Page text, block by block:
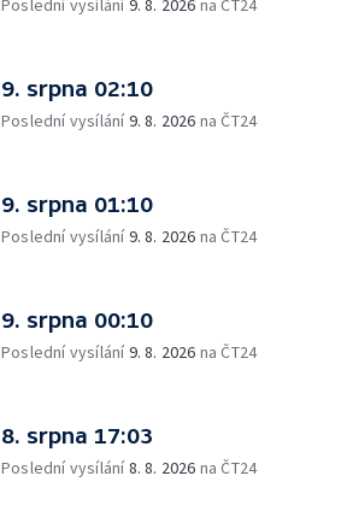
Poslední vysílání9. 8. 2026 na ČT24
9. srpna 02:10
Poslední vysílání9. 8. 2026 na ČT24
9. srpna 01:10
Poslední vysílání9. 8. 2026 na ČT24
9. srpna 00:10
Poslední vysílání9. 8. 2026 na ČT24
8. srpna 17:03
Poslední vysílání8. 8. 2026 na ČT24